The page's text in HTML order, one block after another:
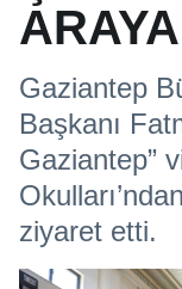
Gaziantep
Başkanı
Gaziantep”
ziyaret etti.